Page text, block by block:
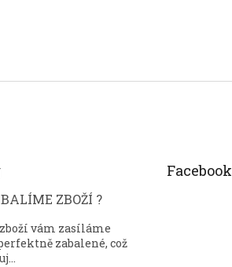
ZBOŽÍ ?
vám zasíláme
zabalené, což
Facebook